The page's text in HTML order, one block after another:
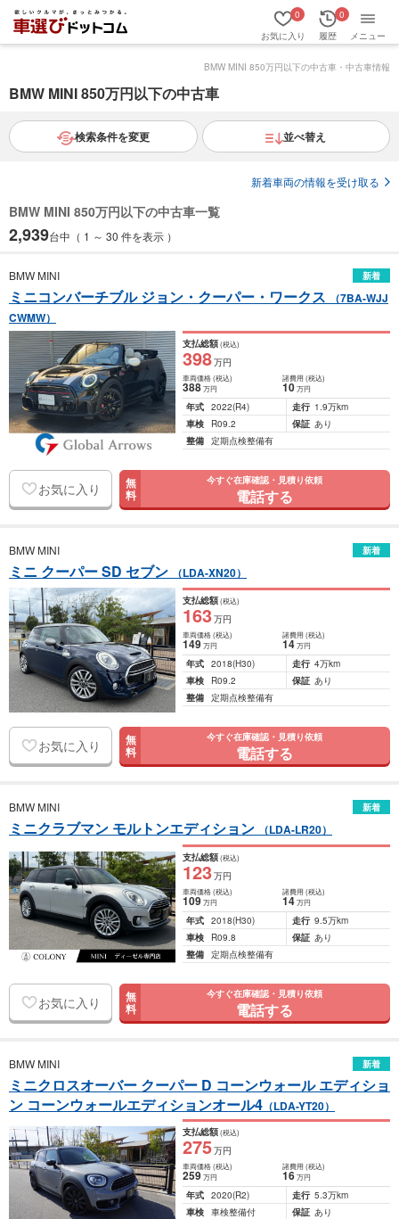
お気に入り
0
履歴
0
メニュー
BMW MINI 850万円以下の中古車・中古車情報
BMW MINI 850万円以下の中古車
検索条件を変更 並べ替え
新着車両の情報を受け取る
BMW MINI 850万円以下の中古車一覧
2,939台中（ 1 ～ 30 件を表示 ）
BMW MINI 新着
ミニコンバーチブル ジョン・クーパー・ワークス
（7BA-WJJ
CWMW）
支払総額(税込)
398万円
車両価格(税込)
388万円
諸費用 (税込)
10 万円
年式 2022(R4) 走行 1.9万km
車検
R09.2 保証 あり
整備 定期点検整備有
お気に入り 無
料
今すぐ在庫確認・見積り依頼
電話する
BMW MINI 新着
ミニ クーパー SD セブン （LDA-XN20）
支払総額(税込)
163万円
車両価格(税込)
149万円
諸費用 (税込)
14 万円
年式 2018(H30) 走行 4万km
車検
R09.2 保証 あり
整備 定期点検整備有
お気に入り 無
料
今すぐ在庫確認・見積り依頼
電話する
BMW MINI 新着
ミニクラブマン モルトンエディション （LDA-LR20）
支払総額(税込)
123万円
車両価格(税込)
109万円
諸費用 (税込)
14 万円
年式 2018(H30) 走行 9.5万km
車検
R09.8 保証 あり
整備 定期点検整備有
お気に入り 無
料
今すぐ在庫確認・見積り依頼
電話する
BMW MINI 新着
ミニクロスオーバー クーパー D コーンウォール エディショ
ン コーンウォールエディションオール4 （LDA-YT20）
支払総額(税込)
275万円
車両価格(税込)
259万円
諸費用 (税込)
16 万円
年式 2020(R2) 走行 5.3万km
車検 車検整備付 保証 あり